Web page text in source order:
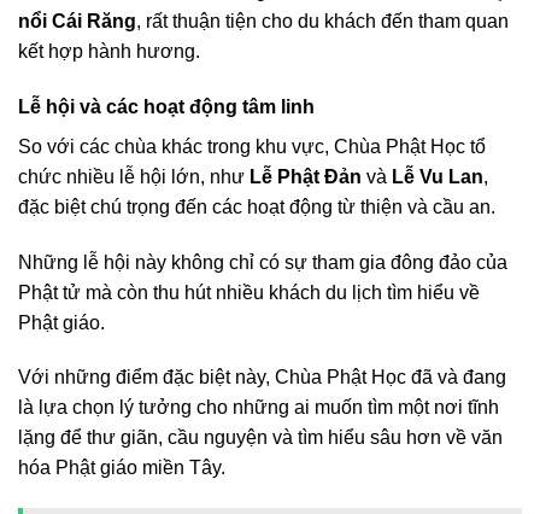
nổi Cái Răng, rất thuận tiện cho du khách đến tham quan
kết hợp hành hương.
Lễ hội và các hoạt động tâm linh
So với các chùa khác trong khu vực, Chùa Phật Học tổ
chức nhiều lễ hội lớn, như Lễ Phật Đản và Lễ Vu Lan,
đặc biệt chú trọng đến các hoạt động từ thiện và cầu an.
Những lễ hội này không chỉ có sự tham gia đông đảo của
Phật tử mà còn thu hút nhiều khách du lịch tìm hiểu về
Phật giáo.
Với những điểm đặc biệt này, Chùa Phật Học đã và đang
là lựa chọn lý tưởng cho những ai muốn tìm một nơi tĩnh
lặng để thư giãn, cầu nguyện và tìm hiểu sâu hơn về văn
hóa Phật giáo miền Tây.